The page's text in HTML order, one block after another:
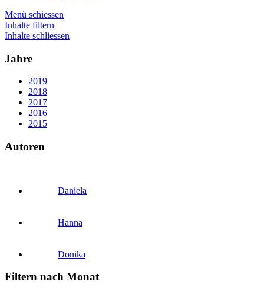
Menü schiessen
Inhalte filtern
Inhalte schliessen
Jahre
2019
2018
2017
2016
2015
Autoren
Daniela
Hanna
Donika
Filtern nach Monat